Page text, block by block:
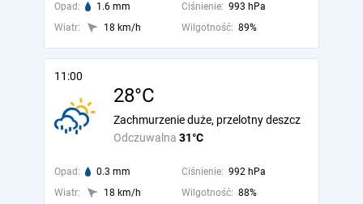
Opad: 1.6 mm Ciśnienie: 993 hPa
Wiatr:
18 km/h Wilgotność: 89%
11:00
28°C
Odczuwalna 31°C
Zachmurzenie duże, przelotny deszcz
Opad: 0.3 mm Ciśnienie: 992 hPa
Wiatr:
18 km/h Wilgotność: 88%